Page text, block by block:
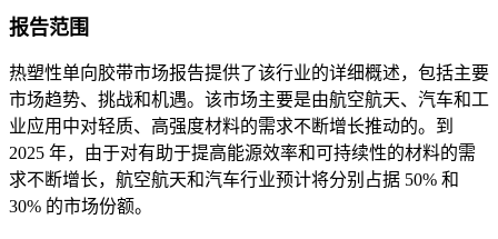
报告范围
热塑性单向胶带市场报告提供了该行业的详细概述，包括主要
市场趋势、挑战和机遇。该市场主要是由航空航天、汽车和工
业应用中对轻质、高强度材料的需求不断增长推动的。到
2025 年，由于对有助于提高能源效率和可持续性的材料的需
求不断增长，航空航天和汽车行业预计将分别占据 50% 和
30% 的市场份额。